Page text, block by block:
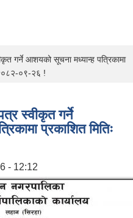
गर्ने आशयको सूचना मध्यान्ह पत्रिकामा
०९-२६ !
स्वीकृत गर्ने
प्रकाशित मितिः
- 12:12